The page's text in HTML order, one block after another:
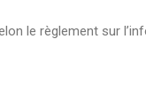
le règlement sur